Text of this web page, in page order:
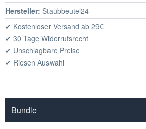
Hersteller: Staubbeutel24
✔ Kostenloser Versand ab 29€
✔ 30 Tage Widerrufsrecht
✔ Unschlagbare Preise
✔ Riesen Auswahl
Bundle